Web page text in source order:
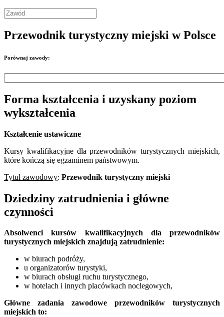
Przewodnik turystyczny miejski w Polsce
Porównaj zawody:
Forma kształcenia i uzyskany poziom
wykształcenia
Kształcenie ustawiczne
Kursy kwalifikacyjne dla przewodników turystycznych miejskich,
które kończą się egzaminem państwowym.
Tytuł zawodowy: Przewodnik turystyczny miejski
Dziedziny zatrudnienia i główne
czynności
Absolwencikursów kwalifikacyjnych dla przewodników
turystycznych miejskich znajdują zatrudnienie:
w biurach podróży,
u organizatorów turystyki,
w biurach obsługi ruchu turystycznego,
w hotelach i innych placówkach noclegowych,
Główne zadania zawodowe przewodników turystycznych
miejskich to: